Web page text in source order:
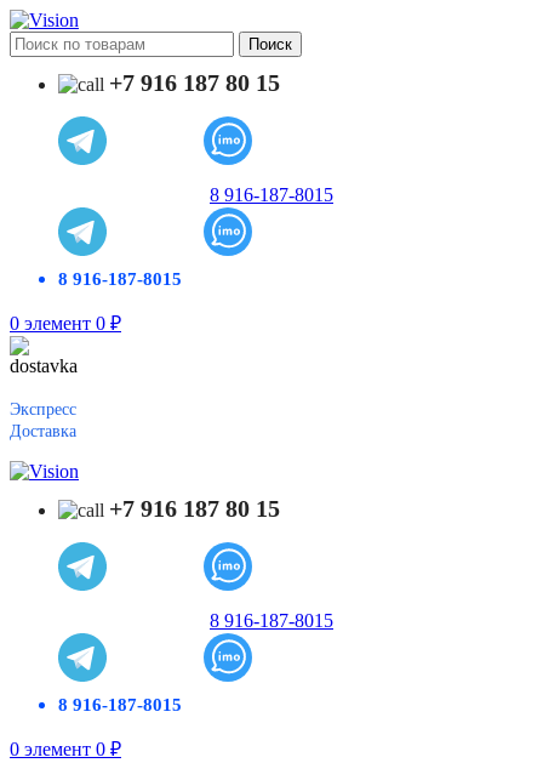
Поиск
+7 916 187 80 15
8 916-187-8015
8 916-187-8015
0 элемент 0 ₽
Экспресс
Доставка
+7 916 187 80 15
8 916-187-8015
8 916-187-8015
0 элемент 0 ₽